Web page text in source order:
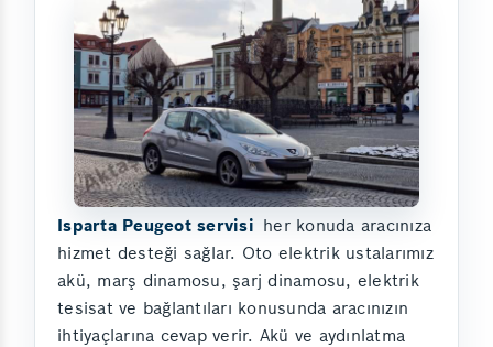
Isparta Peugeot servisi her konuda aracınıza
hizmet desteği sağlar. Oto elektrik ustalarımız
akü, marş dinamosu, şarj dinamosu, elektrik
tesisat ve bağlantıları konusunda aracınızın
ihtiyaçlarına cevap verir. Akü ve aydınlatma